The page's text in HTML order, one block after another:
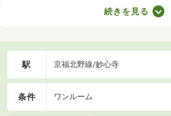
を選ぶときは、間取り・設備・家賃など
を見つけましょう。
続きを見る
駅 京福北野線/妙心寺
条件 ワンルーム